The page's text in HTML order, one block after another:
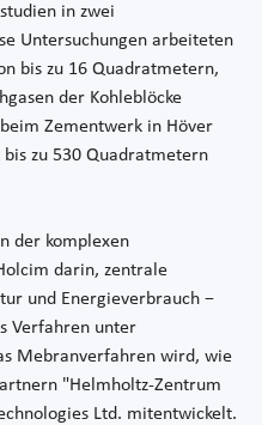
in zwei
Untersuchungen arbeiteten
bis zu 16 Quadratmetern,
der Kohleblöcke
Zementwerk in Höver
zu 530 Quadratmetern
der komplexen
darin, zentrale
und Energieverbrauch −
Verfahren unter
Mebranverfahren wird, wie
"Helmholtz-Zentrum
Ltd. mitentwickelt.